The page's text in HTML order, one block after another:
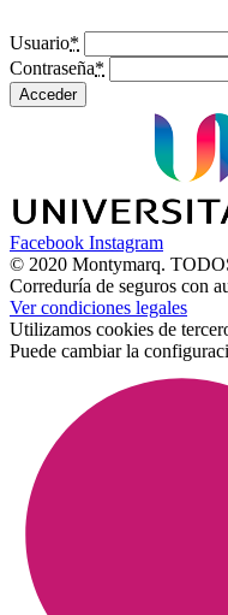
Usuario*
Contraseña*
Acceder
Facebook Instagram
© 2020 Montymarq.
Correduría de seguros con
Ver condiciones legales
Utilizamos cookies de
Puede cambiar la